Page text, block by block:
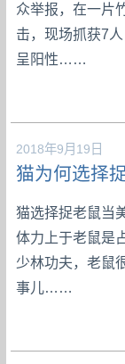
众举报，在一片
击，现场抓获7
呈阳性……
2018年9月19日
猫为何选择
猫选择捉老鼠当
体力上于老鼠是
少林功夫，老鼠
事儿……